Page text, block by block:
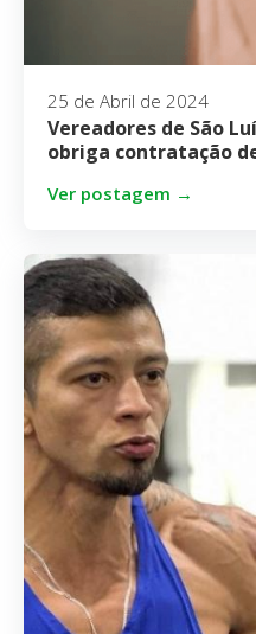
25 de Abril de 2024
Vereadores de São
obriga contratação
Ver postagem →